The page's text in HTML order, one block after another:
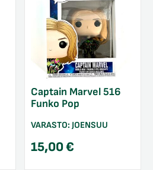
Captain Marvel 516
Funko Pop
VARASTO: JOENSUU
15,00€